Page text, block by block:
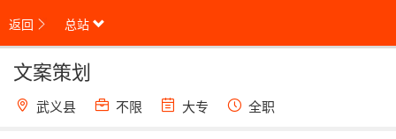
返回 总站
文案策划
武义县 不限 大专 全职